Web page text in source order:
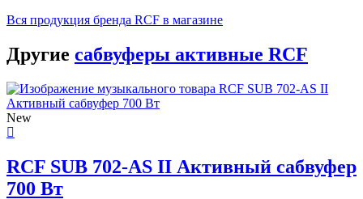
Вся продукция бренда RCF в магазине
Другие сабвуферы активные RCF
New
RCF SUB 702-AS II Активный сабвуфер
700 Вт